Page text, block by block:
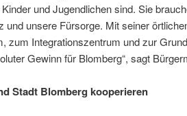
und Jugendlichen sind. Sie
und unsere Fürsorge. Mit seiner
zum Integrationszentrum und zur
Gewinn für Blomberg“, sagt
Stadt Blomberg kooperieren